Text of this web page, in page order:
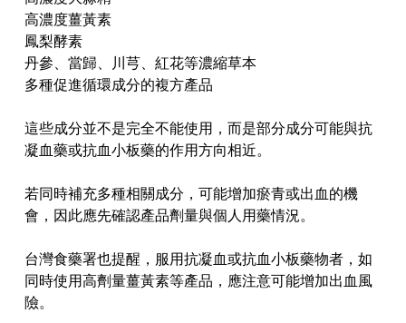
高濃度薑黃素
鳳梨酵素
丹參、當歸、川芎、紅花等濃縮草本
多種促進循環成分的複方產品
這些成分並不是完全不能使用，而是部分成分可能與抗
凝血藥或抗血小板藥的作用方向相近。
若同時補充多種相關成分，可能增加瘀青或出血的機
會，因此應先確認產品劑量與個人用藥情況。
台灣食藥署也提醒，服用抗凝血或抗血小板藥物者，如
同時使用高劑量薑黃素等產品，應注意可能增加出血風
險。